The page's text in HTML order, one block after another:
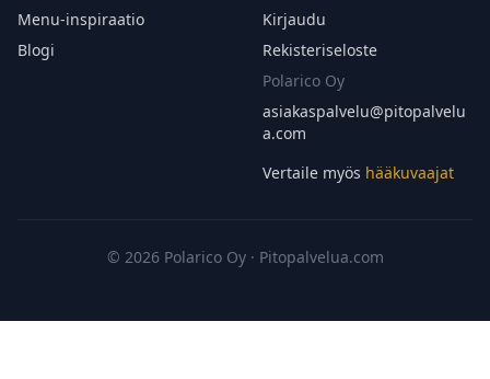
Menu-inspiraatio
Blogi
Kirjaudu
Rekisteriseloste
Polarico Oy
asiakaspalvelu@pitopalvelu
a.com
Vertaile myös hääkuvaajat
© 2026 Polarico Oy · Pitopalvelua.com